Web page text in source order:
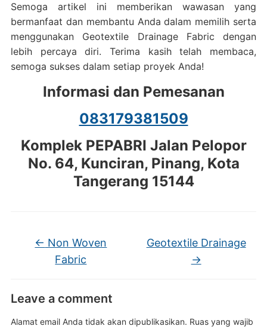
Semoga artikel ini memberikan wawasan yang
bermanfaat dan membantu Anda dalam memilih serta
menggunakan Geotextile Drainage Fabric dengan
lebih percaya diri. Terima kasih telah membaca,
semoga sukses dalam setiap proyek Anda!
Informasi dan Pemesanan
083179381509
Komplek PEPABRI Jalan Pelopor
No. 64, Kunciran, Pinang, Kota
Tangerang 15144
← Non Woven
Fabric
Geotextile Drainage
→
Leave a comment
Alamat email Anda tidak akan dipublikasikan. Ruas yang wajib